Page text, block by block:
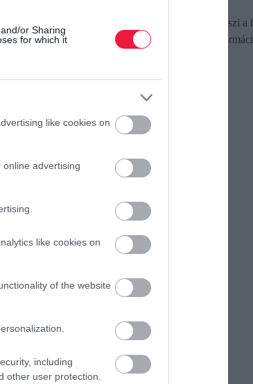
or Sharing
for which it
like cookies on
advertising
like cookies on
of the website
including
other user protection.
vele
a chatbotok
2023-ban hat
szerint még
tragédia
Gyorsítja és egyszerűbbé teszi
tudnivalók a